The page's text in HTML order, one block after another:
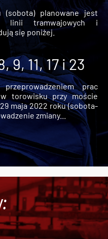
planowane jest
linii tramwajowych i
się poniżej.
9, 11, 17 i 23
prac
torowisku przy moście
maja 2022 roku (sobota-
zmiany...